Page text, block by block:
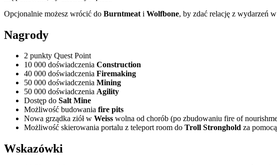
Opcjonalnie możesz wrócić do Burntmeat i Wolfbone, by zdać relację z wydarzeń w
Nagrody
2 punkty Quest Point
10 000 doświadczenia Construction
40 000 doświadczenia Firemaking
50 000 doświadczenia Mining
50 000 doświadczenia Agility
Dostęp do Salt Mine
Możliwość budowania fire pits
Nowa grządka ziół w Weiss wolna od chorób (po zbudowaniu fire of
Możliwość skierowania portalu z teleport room do Troll Stronghold za
Wskazówki